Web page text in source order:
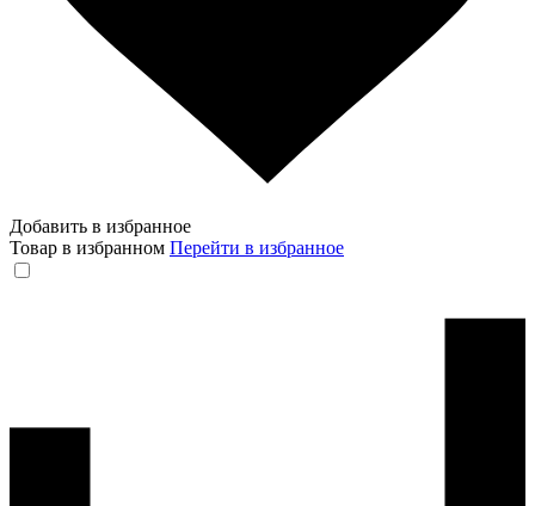
Добавить в избранное
Товар в избранном Перейти в избранное